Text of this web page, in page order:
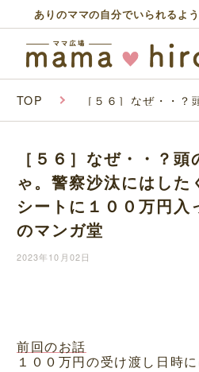
ありのママの自分でいられるよ
TOP ［５６］なぜ・・
万円入ってた話｜く
［５６］なぜ・・？
ゃ。警察沙汰にはした
シートに１００万円入
のマンガ堂
2023年10月02日
前回のお話
１００万円の受け渡し日時